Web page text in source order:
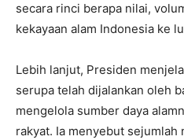
secara rinci berapa nilai,
kekayaan alam Indonesia ke
Lebih lanjut, Presiden
serupa telah dijalankan oleh
mengelola sumber daya
rakyat. Ia menyebut sejumlah